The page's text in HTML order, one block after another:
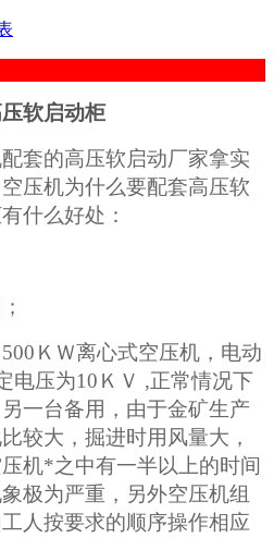
压软启动柜
套的高压软启动厂家拿实
压机为什么要配套高压软
什么好处：
500ＫＷ离心式空压机，电动
电压为10ＫＶ ,正常情况下
一台备用，由于金矿生产
较大，掘进时用风量大，
机*之中有一半以上的时间
极为严重，另外空压机组
人按要求的顺序操作相应